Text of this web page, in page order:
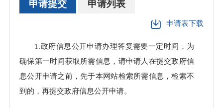
申请提交 申请列表
申请表下载
1.政府信息公开申请办理答复需要一定时间，为
确保第一时间获取所需信息，请申请人在提交政府信
息公开申请之前，先于本网站检索所需信息，检索不
到的，再提交政府信息公开申请。